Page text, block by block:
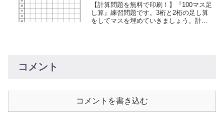
【計算問題を無料で印刷！】『100マス足
し算』練習問題です。3桁と2桁の足し算
をしてマスを埋めていきましょう。計算
コメント
コメントを書き込む